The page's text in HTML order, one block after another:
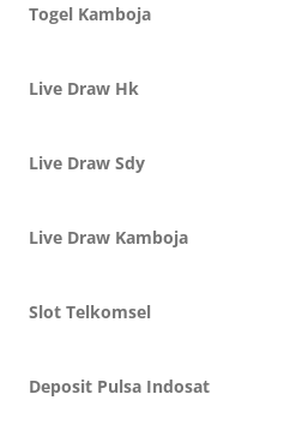
Togel Kamboja
Live Draw Hk
Live Draw Sdy
Live Draw Kamboja
Slot Telkomsel
Deposit Pulsa Indosat